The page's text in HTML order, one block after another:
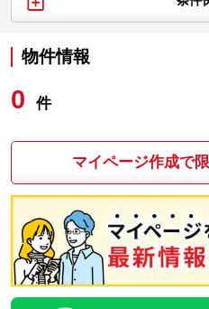
物件情報
0 件
マイページ作成で